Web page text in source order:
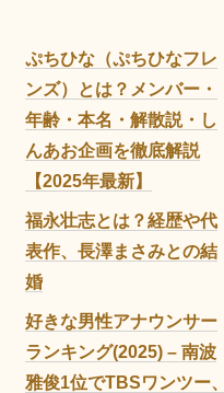
ぷちひな（ぷちひなフレ
ンズ）とは？メンバー・
年齢・本名・解散説・し
んあお企画を徹底解説
【2025年最新】
福永壮志とは？経歴や代
表作、長澤まさみとの結
婚
好きな男性アナウンサー
ランキング(2025) – 南波
雅俊1位でTBSワンツー